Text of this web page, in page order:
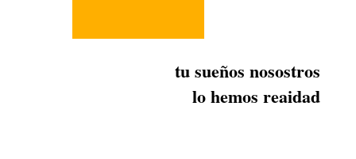
tu sueños nosostros
lo hemos reaidad